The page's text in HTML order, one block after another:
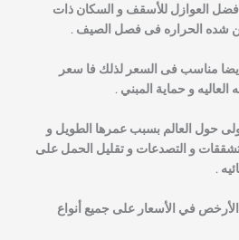
العوازل للأسقف و السكان ذات
من شده الحراره فى فصل الصيف .
أيضا مناسب فى السعر لذلك فا سعر
و حماية المبني .
حول العالم بسبب عمرها الطويل و
و التصدعات و تقليل الحمل على
.
في الأسعار على جميع أنواع